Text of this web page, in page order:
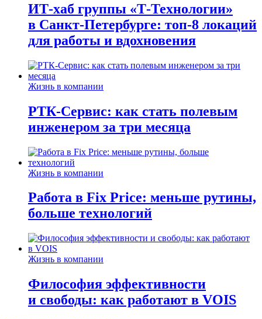
ИТ-хаб группы «Т-Технологии»
в Санкт-Петербурге: топ-8 локаций
для работы и вдохновения
Жизнь в компании
РТК-Сервис: как стать полевым
инженером за три месяца
Жизнь в компании
Работа в Fix Price: меньше рутины,
больше технологий
Жизнь в компании
Философия эффективности
и свободы: как работают в VOIS